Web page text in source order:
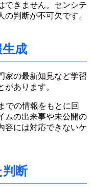
できません。センシテ
判断が不可欠です。
成
家の最新知見など学習
あります。
での情報をもとに回
ムの出来事や未公開の
容には対応できないケ
判断